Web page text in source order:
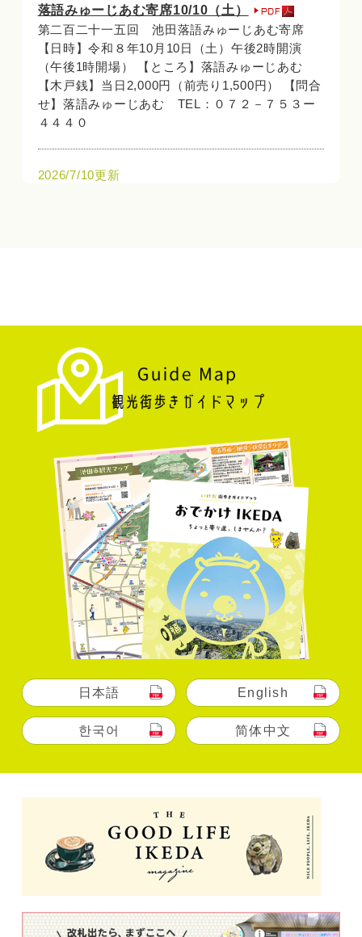
落語みゅーじあむ寄席10/10（土）
第二百二十一五回 池田落語みゅーじあむ寄席
【日時】令和８年10月10日（土）午後2時開演
（午後1時開場） 【ところ】落語みゅーじあむ
【木戸銭】当日2,000円（前売り1,500円） 【問合
せ】落語みゅーじあむ TEL：０７２－７５３ー
４４４０
2026/7/10更新
2026/6/23更新
落語みゅーじあむ寄席８/８(土）
第二百二十一三回 池田落語みゅーじあむ寄席
【日時】令和８年８月８日（土）午後2時開演（午
後1時開場） 【ところ】落語みゅーじあむ 【木戸
銭】当日2,000円（前売り1,500円） 【問合せ】落
語みゅーじあむ TEL：０７２－７５３ー４４４
2026/5/28更新
落語みゅーじあむ寄席７/１１(土）
第二百二十一二回 池田落語みゅーじあむ寄席
【日時】令和８年７月１１日（土）午後2時開演
（午後1時開場） 【ところ】落語みゅーじあむ
【木戸銭】当日2,000円（前売り1,500円） 【問合
せ】落語みゅーじあむ TEL：０７２－７５３ー
４４４０
2026/4/16更新
時】令和８年６月１３日（土）午後2時開演（午後
1時開場） 【ところ】落語みゅーじあむ 【木戸
銭】当日2,000円（前売り1,500円） 【問合せ】落
語みゅーじあむ TEL：０７２－７５３ー４４４
日本語 English
한국어 简体中文